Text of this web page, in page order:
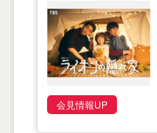
会見情報UP